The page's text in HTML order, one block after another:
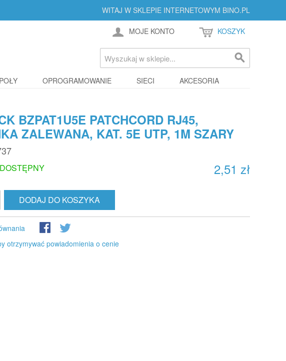
WITAJ W SKLEPIE INTERNETOWYM BINO.PL
MOJE KONTO KOSZYK
OPROGRAMOWANIE SIECI AKCESORIA
BZPAT1U5E PATCHCORD RJ45,
ZALEWANA, KAT. 5E UTP, 1M SZARY
2,51 zł
DODAJ DO KOSZYKA
otrzymywać powiadomienia o cenie